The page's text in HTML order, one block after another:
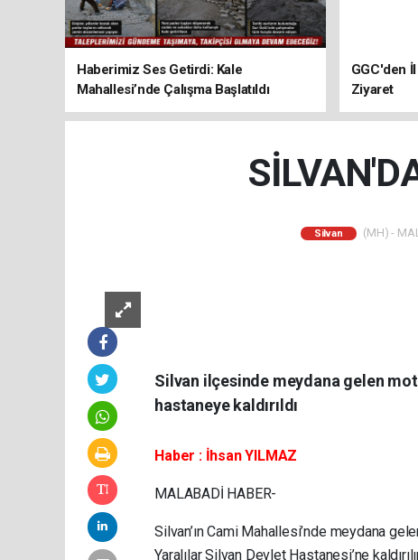
Haberimiz Ses Getirdi: Kale
Mahallesi’nde Çalışma Başlatıldı
GGC'den
Ziyaret
Silvan (MH) -